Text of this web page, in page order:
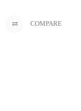
COMPARE